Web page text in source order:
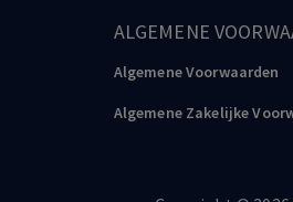
ALGEMENE
Algemene Voorwaarden
Algemene Zakelijke